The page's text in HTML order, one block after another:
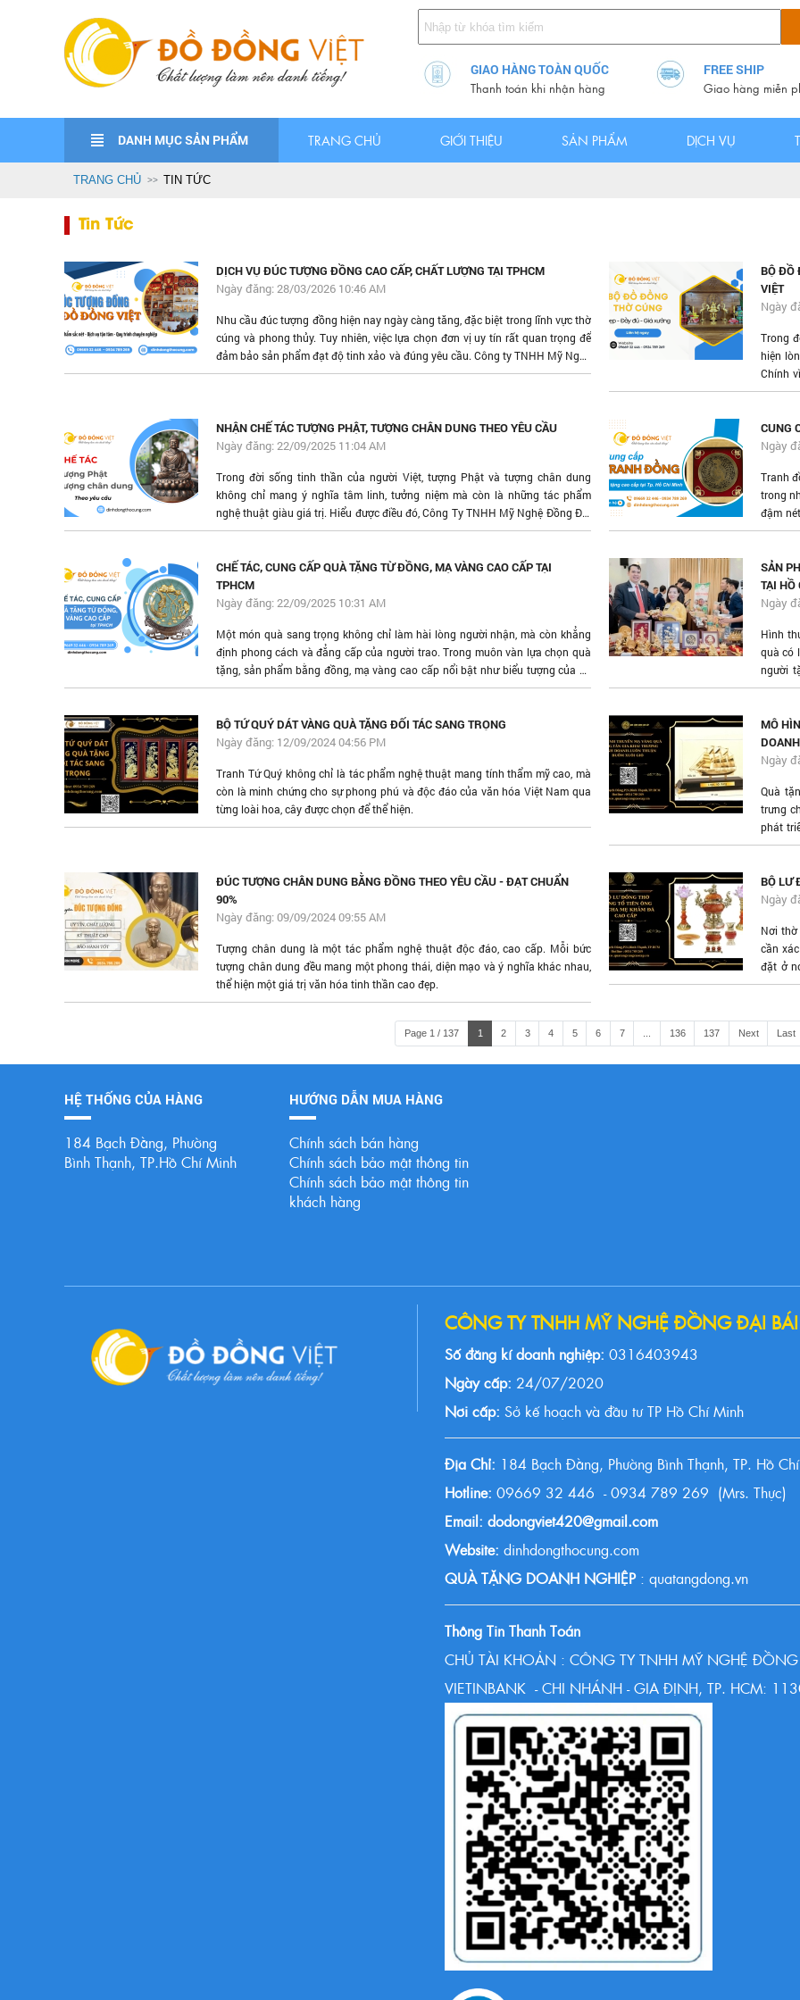
GIAO HÀNG TOÀN QUỐC
Thanh toán khi nhận hàng
FREE SHIP
Giao hàng miễn
DANH MỤC SẢN PHẨM TRANG CHỦ GIỚI THIỆU SẢN PHẨM DỊCH VỤ
TRANG CHỦ TIN TỨC
Tin Tức
DỊCH VỤ ĐÚC TƯỢNG ĐỒNG CAO CẤP, CHẤT LƯỢNG TẠI TPHCM
Ngày đăng: 28/03/2026 10:46 AM
Nhu cầu đúc tượng đồng hiện nay ngày càng tăng, đặc biệt trong lĩnh vực thờ
cúng và phong thủy. Tuy nhiên, việc lựa chọn đơn vị uy tín rất quan trọng để
đảm bảo sản phẩm đạt độ tinh xảo và đúng yêu cầu. Công ty TNHH Mỹ Nghệ
Đồng Đại Bái chính là địa chỉ đáng tin cậy dành cho khách hàng.
BỘ ĐỒ
VIỆT
Ngày
Trong
hiện
Chính
bền
mã đa
NHẬN CHẾ TÁC TƯỢNG PHẬT, TƯỢNG CHÂN DUNG THEO YÊU CẦU
Ngày đăng: 22/09/2025 11:04 AM
Trong đời sống tinh thần của người Việt, tượng Phật và tượng chân dung
không chỉ mang ý nghĩa tâm linh, tưởng niệm mà còn là những tác phẩm
nghệ thuật giàu giá trị. Hiểu được điều đó, Công Ty TNHH Mỹ Nghệ Đồng Đại
Bái tự hào là đơn vị uy tín chuyên chế tác tượng Phật theo yêu cầu, chế tác
tinh xảo, bền đẹp và chuẩn từng chi tiết.
CUNG
Ngày
Tranh
trong
đậm
nghĩa
CHẾ TÁC, CUNG CẤP QUÀ TẶNG TỪ ĐỒNG, MẠ VÀNG CAO CẤP TẠI
TPHCM
Ngày đăng: 22/09/2025 10:31 AM
Một món quà sang trọng không chỉ làm hài lòng người nhận, mà còn khẳng
định phong cách và đẳng cấp của người trao. Trong muôn vàn lựa chọn quà
tặng, sản phẩm bằng đồng, mạ vàng cao cấp nổi bật như biểu tượng của sự
bền vững, tinh tế và trân trọng. Hiện nay, nhu cầu tìm kiếm địa chỉ chế tác quà
nghiệp muốn xây dựng hình ảnh chuyên nghiệp hoặc tạo kết nối cùng các đối
tác thân thiết.
SẢN
TẠI
Ngày
Hình
quà có
người
thân
BỘ TỨ QUÝ DÁT VÀNG QUÀ TẶNG ĐỐI TÁC SANG TRỌNG
Ngày đăng: 12/09/2024 04:56 PM
Tranh Tứ Quý không chỉ là tác phẩm nghệ thuật mang tính thẩm mỹ cao, mà
còn là minh chứng cho sự phong phú và độc đáo của văn hóa Việt Nam qua
từng loài hoa, cây được chọn để thể hiện.
MÔ
DOANH
Ngày
Quà
trưng
phát
kinh
ĐÚC TƯỢNG CHÂN DUNG BẰNG ĐỒNG THEO YÊU CẦU - ĐẠT CHUẨN
90%
Ngày đăng: 09/09/2024 09:55 AM
Tượng chân dung là một tác phẩm nghệ thuật độc đáo, cao cấp. Mỗi bức
tượng chân dung đều mang một phong thái, diện mạo và ý nghĩa khác nhau,
thể hiện một giá trị văn hóa tinh thần cao đẹp.
BỘ LƯ
Ngày
Nơi
cần
đặt ở
sinh,...
Page 1 / 137 1 2 3 4 5 6 7 136 137 Next Last
HỆ THỐNG CỦA HÀNG
184 Bạch Đằng, Phường
Bình Thạnh, TP.Hồ Chí Minh
HƯỚNG DẪN MUA HÀNG
Chính sách bán hàng
Chính sách bảo mật thông tin
Chính sách bảo mật thông tin
khách hàng
CÔNG TY TNHH MỸ NGHỆ ĐỒNG ĐẠI BÁI
Số đăng kí doanh nghiệp: 0316403943
Ngày cấp: 24/07/2020
Nơi cấp: Sở kế hoạch và đầu tư TP Hồ Chí Minh
Địa Chỉ: 184 Bạch Đằng, Phường Bình Thạnh, TP. Hồ
Hotline: 09669 32 446 - 0934 789 269 (Mrs. Thực)
Email: dodongviet420@gmail.com
Website: dinhdongthocung.com
QUÀ TẶNG DOANH NGHIỆP : quatangdong.vn
Thông Tin Thanh Toán
CHỦ TÀI KHOẢN : CÔNG TY TNHH MỸ NGHỆ
VIETINBANK - CHI NHÁNH - GIA ĐỊNH, TP. HCM: